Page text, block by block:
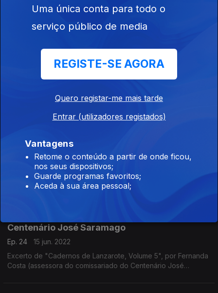
Centenário José Saramago
Centenário José Saramago
29 jun. 2022
Cordeiro (diretora da Biblioteca Nacional de Portugal)
Centenário José Saramago
22 jun. 2022
Excerto de "Levantado do Chão" por Ana Matos (galerista e
curadora da Fundação José Saramago)
Centenário José Saramago
Ep. 24
15 jun. 2022
Excerto de "Cadernos de Lanzarote, Volume 5", por Fernanda
Costa (assessora do comissariado do Centenário José
Uma única conta para todo o
serviço público de media
REGISTE-SE AGORA
Quero registar-me mais tarde
Entrar (utilizadores registados)
Vantagens
Retome o conteúdo a partir de onde ficou,
nos seus dispositivos;
Guarde programas favoritos;
Aceda à sua área pessoal;